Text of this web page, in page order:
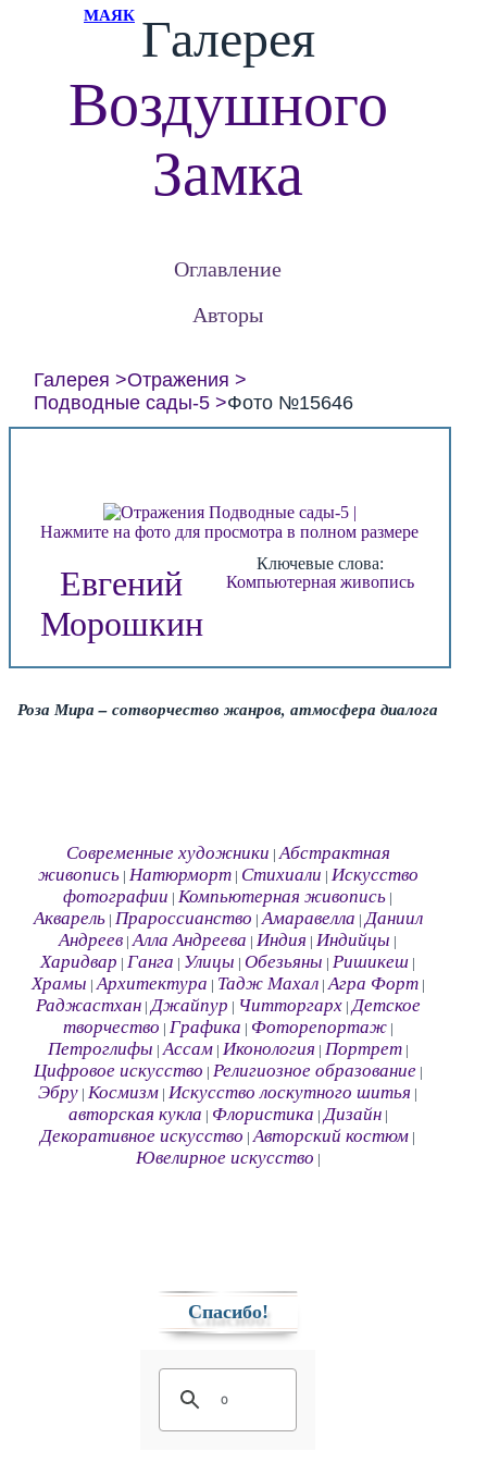
МАЯК Галерея
Воздушного
Замка
Оглавление
Авторы
Галерея
Отражения
Подводные сады-5
Фото №15646
Нажмите на фото для просмотра в полном размере
Евгений
Морошкин
Ключевые слова:
Компьютерная живопись
Роза Мира – сотворчество жанров, атмосфера диалога
Современные художники |Абстрактная
живопись| Натюрморт| Стихиали Искусство
фотографии |Компьютерная живопись
Акварель| Прароссианство |Амаравелла |Даниил
Андреев |Алла Андреева |Индия |Индийцы
Харидвар |Ганга Улицы |Обезьяны |Ришикеш
Храмы |Архитектура Тадж Махал|Агра Форт|
Раджастхан|Джайпур Читторгарх|Детское
творчество Графика Фоторепортаж|
Петроглифы |Ассам| Иконология Портрет|
Цифровое искусство Религиозное образование|
Эбру |Космизм |Искусство лоскутного шитья
авторская кукла Флористика |Дизайн|
Декоративное искусство |Авторский костюм
Ювелирное искусство
Спасибо!